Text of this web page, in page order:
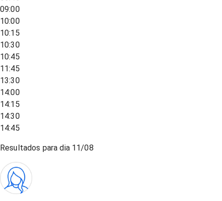
09:00
10:00
10:15
10:30
10:45
11:45
13:30
14:00
14:15
14:30
14:45
Resultados para dia 11/08